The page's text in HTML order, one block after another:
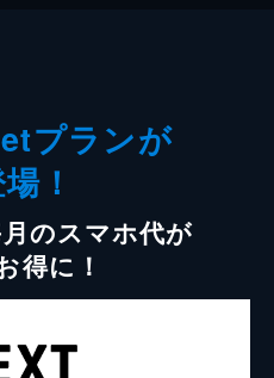
プランが
！
のスマホ代が
得に！